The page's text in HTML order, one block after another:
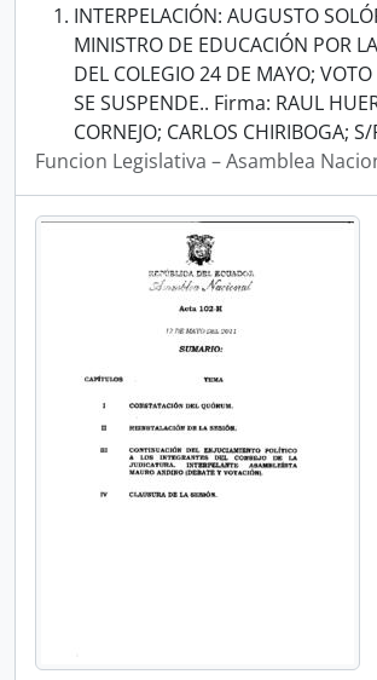
INTERPELACIÓN: AUGUSTO
MINISTRO DE EDUCACIÓN POR
DEL COLEGIO 24 DE MAYO;
SE SUSPENDE.. Firma: RAUL
CORNEJO; CARLOS CHIRIBOGA; S/
Funcion Legislativa – Asamblea